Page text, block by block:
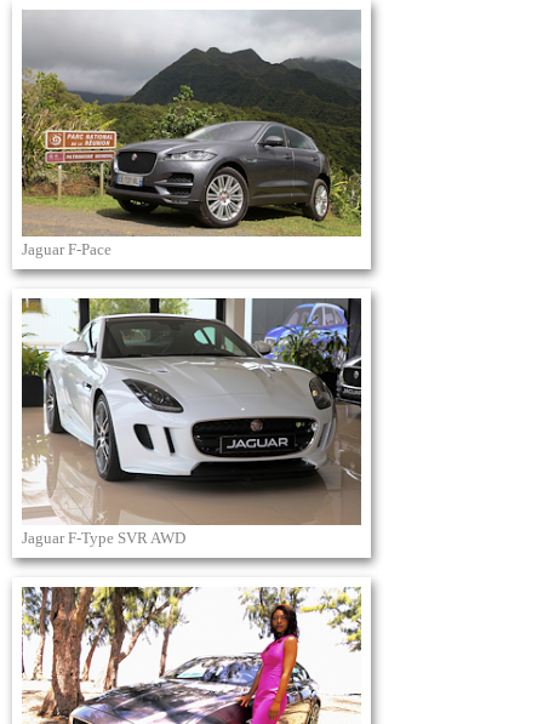
Jaguar F-Pace
Jaguar F-Type SVR AWD